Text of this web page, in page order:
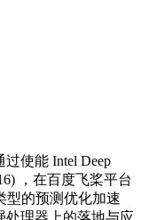
使能 Intel Deep
，在百度飞桨平台
型的预测优化加速